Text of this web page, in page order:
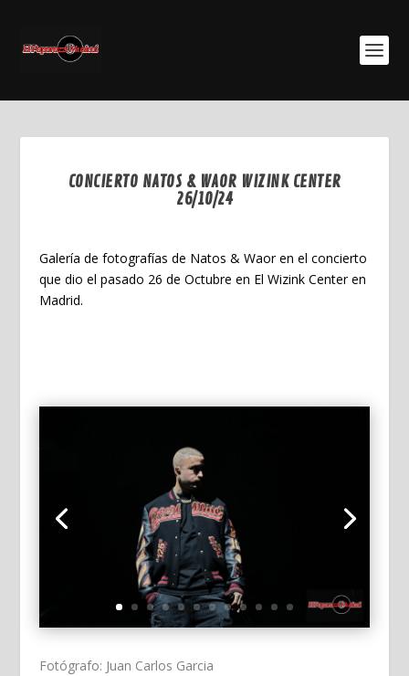
CONCIERTO NATOS & WAOR WIZINK CENTER
26/10/24
Galería de fotografías de Natos & Waor en el concierto
que dio el pasado 26 de Octubre en El Wizink Center en
Madrid.
Fotógrafo: Juan Carlos Garcia